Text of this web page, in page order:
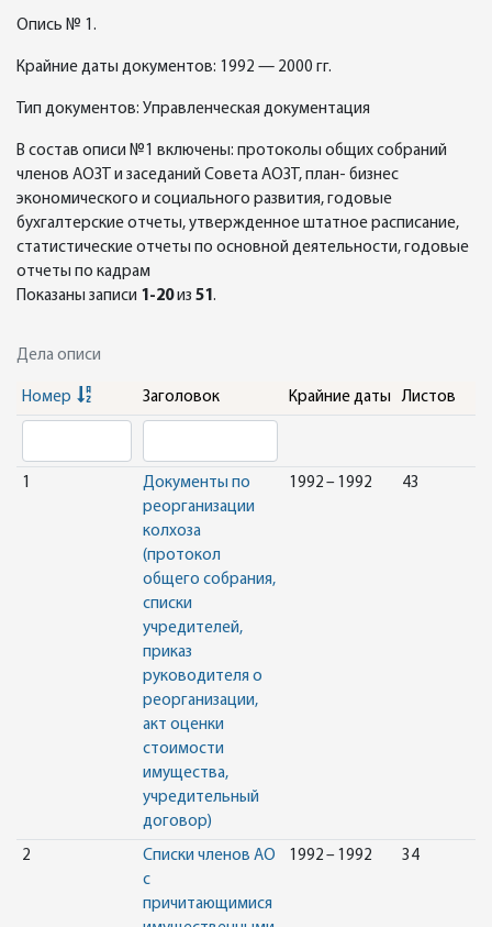
Опись № 1.
Крайние даты документов: 1992 — 2000 гг.
Тип документов: Управленческая документация
В состав описи №1 включены: протоколы общих собраний
членов АОЗТ и заседаний Совета АОЗТ, план- бизнес
экономического и социального развития, годовые
бухгалтерские отчеты, утвержденное штатное расписание,
статистические отчеты по основной деятельности, годовые
отчеты по кадрам
Показаны записи 1-20из 51.
Дела описи
Номер Заголовок Крайние даты Листов
1
Документы по
реорганизации
колхоза
(протокол
общего собрания,
списки
учредителей,
приказ
руководителя о
реорганизации,
акт оценки
стоимости
имущества,
учредительный
договор)
1992 – 1992 43
2
Списки членов АО
с
причитающимися
1992 – 1992 34